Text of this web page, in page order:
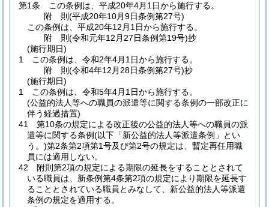
第1条
この条例は、平成20年4月1日から施行する。
附 則(平成20年10月9日条例第27号)
この条例は、平成20年12月1日から施行する。
附 則(令和元年12月27日条例第19号)抄
(施行期日)
1
この条例は、令和2年4月1日から施行する。
附 則(令和4年12月28日条例第27号)抄
(施行期日)
1
この条例は、令和5年4月1日から施行する。
(公益的法人等への職員の派遣等に関する条例の一部改正に
伴う経過措置)
41
第10条の規定による改正後の公益的法人等への職員の派
遣等に関する条例(以下「新公益的法人等派遣条例」とい
う。)第2条第2項第1号及び第2号の規定は、暫定再任用職
員には適用しない。
42
附則第2項の規定による期限の延長をすることとされて
いる職員は、新条例第4条第2項の規定により期限を延長す
ることとされている職員とみなして、新公益的法人等派遣
条例の規定を適用する。